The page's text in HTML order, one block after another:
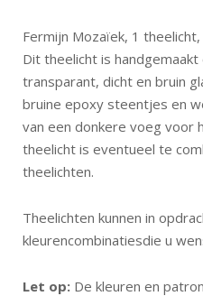
Fermijn Mozaïek, 1
Dit theelicht is
transparant, dicht en bruin
bruine epoxy steentjes en
van een donkere voeg voor
theelicht is eventueel te
theelichten.
Theelichten kunnen in
kleurencombinatiesdie u
Let op: De kleuren en